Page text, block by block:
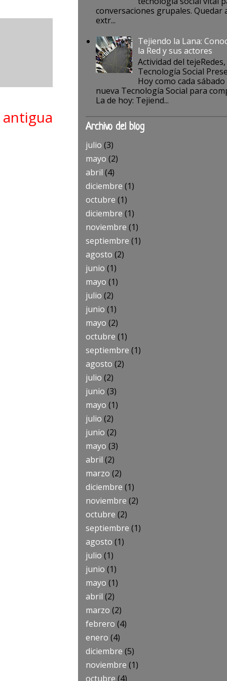
conversaciones grupales. Quedar
extr...
Tejiendo la Lana:
la Red y sus actores
Actividad del tejeRedes,
Tecnología Social
Hoy como cada
nueva Tecnología Social para
La de hoy: Tejiend...
Archivo del blog
julio (3)
mayo (2)
abril (4)
diciembre (1)
octubre (1)
diciembre (1)
noviembre (1)
septiembre (1)
agosto (2)
junio (1)
mayo (1)
julio (2)
junio (1)
mayo (2)
octubre (1)
septiembre (1)
agosto (2)
julio (2)
junio (3)
mayo (1)
julio (2)
junio (2)
mayo (3)
abril (2)
marzo (2)
diciembre (1)
noviembre (2)
octubre (2)
septiembre (1)
agosto (1)
julio (1)
junio (1)
mayo (1)
abril (2)
marzo (2)
febrero (4)
enero (4)
diciembre (5)
noviembre (1)
octubre (4)